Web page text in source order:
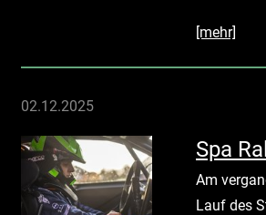
[mehr]
02.12.2025
Spa
Am
Lauf des